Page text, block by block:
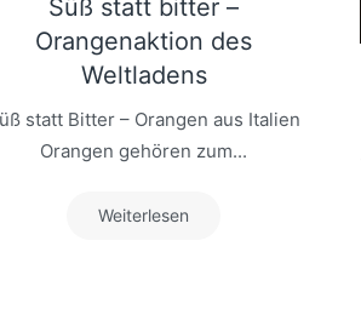
Süß statt bitter –
Orangenaktion des
Weltladens
statt Bitter – Orangen aus Italien
Orangen gehören zum...
Weiterlesen